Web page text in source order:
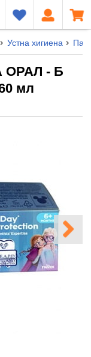
Устна хигиена
ОРАЛ - Б
мл